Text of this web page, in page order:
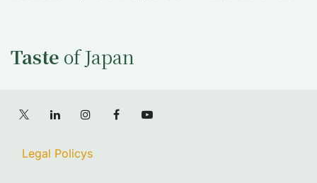
Taste of Japan
Legal Policys